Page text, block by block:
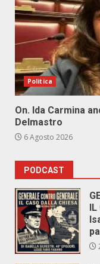
Politica
On. Ida Carmina
Delmastro
6 Agosto 2026
PODCAST
IL